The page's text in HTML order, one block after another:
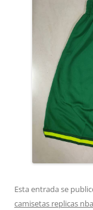
Esta entrada se
camisetas replicas